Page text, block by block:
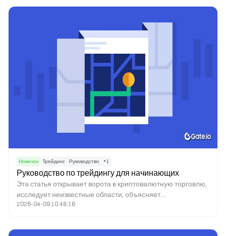
Новичок Трейдинг Руководство +1
Руководство по трейдингу для начинающих
Эта статья открывает ворота в криптовалютную торговлю,
исследует неизвестные области, объясняет
криптопроекты и предупреждает читателей о
2026-04-09 10:48:16